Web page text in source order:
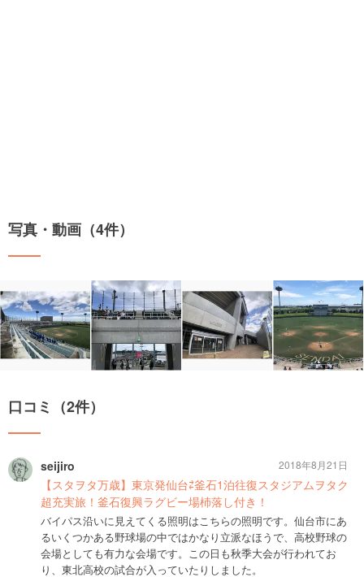
写真・動画（4件）
口コミ（2件）
seijiro
【スタヲタ万歳】東京発仙台⇄釜石1泊往復スタジアムヲタク
超充実旅！釜石復興ラグビー場杮落し付き！
バイパス沿いに見えてくる照明はこちらの照明です。仙台市にあ
るいくつかある野球場の中ではかなり立派なほうで、高校野球の
会場としても有力な会場です。この日も秋季大会が行われてお
り、東北高校の試合が入っていたりしました。
2018年8月21日